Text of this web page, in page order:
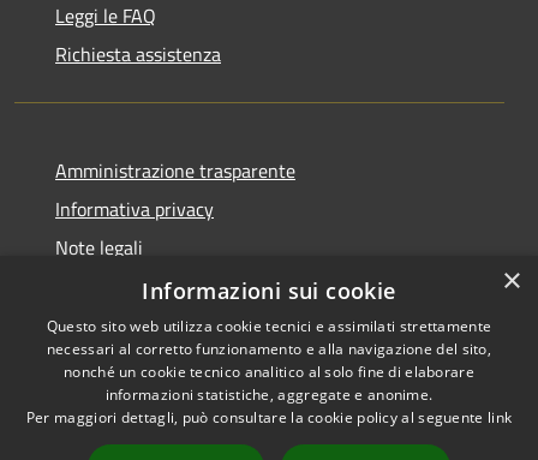
Leggi le FAQ
Richiesta assistenza
Amministrazione trasparente
Informativa privacy
Note legali
Dichiarazione di accessibilità
RSS
Copyright © 2026 • Comune di
×
Informazioni sui cookie
Questo sito web utilizza cookie tecnici e assimilati strettamente
necessari al corretto funzionamento e alla navigazione del sito,
nonché un cookie tecnico analitico al solo fine di elaborare
informazioni statistiche, aggregate e anonime.
Per maggiori dettagli, può consultare la cookie policy al seguente link